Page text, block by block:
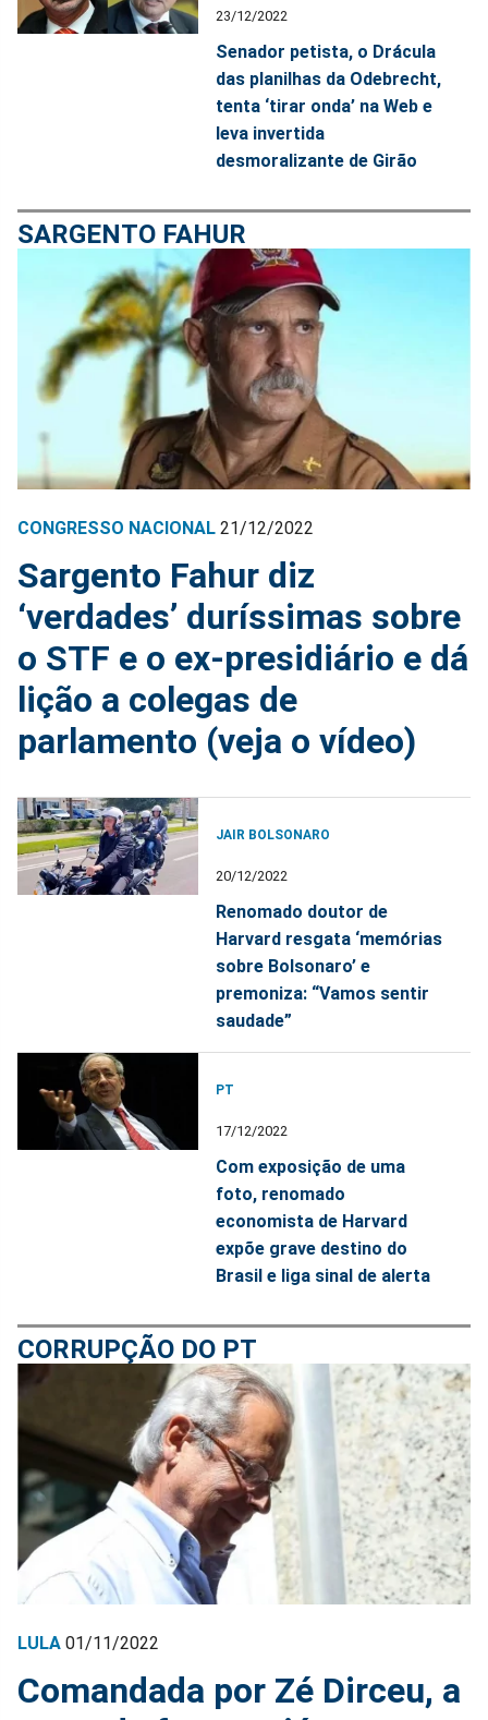
23/12/2022
Senador petista, o Drácula
das planilhas da Odebrecht,
tenta ‘tirar onda’ na Web e
leva invertida
desmoralizante de Girão
SARGENTO FAHUR
CONGRESSO NACIONAL 21/12/2022
Sargento Fahur diz
‘verdades’ duríssimas sobre
o STF e o ex-presidiário e dá
lição a colegas de
parlamento (veja o vídeo)
JAIR BOLSONARO
20/12/2022
Renomado doutor de
Harvard resgata ‘memórias
sobre Bolsonaro’ e
premoniza: “Vamos sentir
saudade”
PT
17/12/2022
Com exposição de uma
foto, renomado
economista de Harvard
expõe grave destino do
Brasil e liga sinal de alerta
CORRUPÇÃO DO PT
LULA 01/11/2022
Comandada por Zé Dirceu, a